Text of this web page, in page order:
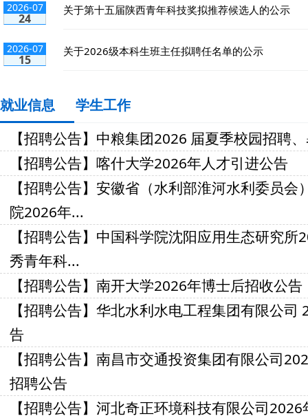
2026-07
24
关于第十五届陕西青年科技奖拟推荐候选人的公示
2026-07
15
关于2026级本科生班主任拟聘任名单的公示
就业信息 学生工作
【招聘公告】中粮集团2026 届夏季校园招聘
【招聘公告】喀什大学2026年人才引进公告
【招聘公告】安徽省（水利部淮河水利委员会
院2026年...
【招聘公告】中国科学院沈阳应用生态研究所
秀青年科...
【招聘公告】南开大学2026年博士后招收公
【招聘公告】华北水利水电工程集团有限公司
告
【招聘公告】南昌市交通投资集团有限公司
招聘公告
【招聘公告】河北奇正环境科技有限公司